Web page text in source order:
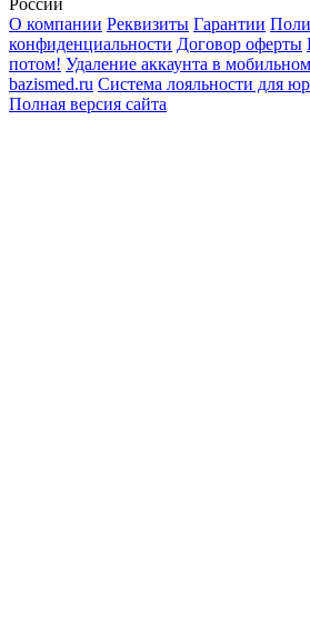
О компании Реквизиты Гарантии
конфиденциальности Договор оферты
потом! Удаление аккаунта в
bazismed.ru Система лояльности для
Полная версия сайта